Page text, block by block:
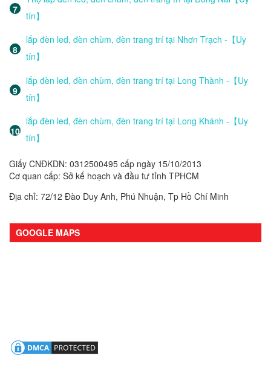
tín】
lắp đèn led, đèn chùm, đèn trang trí tại Nhơn Trạch -【Uy
tín】
lắp đèn led, đèn chùm, đèn trang trí tại Long Thành -【Uy
tín】
lắp đèn led, đèn chùm, đèn trang trí tại Long Khánh -【Uy
tín】
Giấy CNĐKDN: 0312500495 cấp ngày 15/10/2013
Cơ quan cấp: Sở kế hoạch và đầu tư tỉnh TPHCM
Địa chỉ: 72/12 Đào Duy Anh, Phú Nhuận, Tp Hồ Chí Minh
GOOGLE MAPS